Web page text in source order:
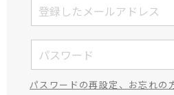
パスワードの再設定、お忘れの